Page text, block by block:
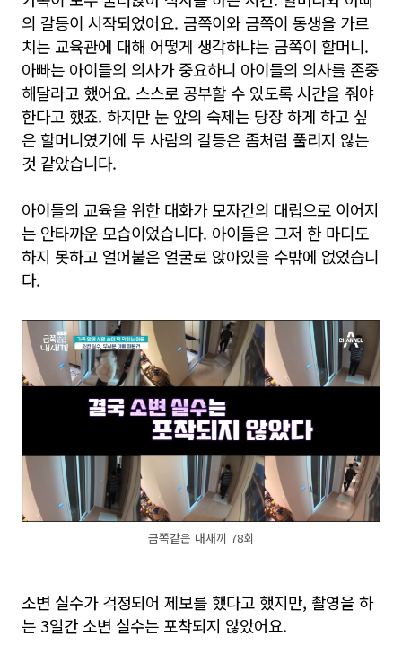
의 갈등이 시작되었어요. 금쪽이와 금쪽이 동생을 가르
치는 교육관에 대해 어떻게 생각하냐는 금쪽이 할머니.
아빠는 아이들의 의사가 중요하니 아이들의 의사를 존중
해달라고 했어요. 스스로 공부할 수 있도록 시간을 줘야
한다고 했죠. 하지만 눈 앞의 숙제는 당장 하게 하고 싶
은 할머니였기에 두 사람의 갈등은 좀처럼 풀리지 않는
것 같았습니다.
아이들의 교육을 위한 대화가 모자간의 대립으로 이어지
는 안타까운 모습이었습니다. 아이들은 그저 한 마디도
하지 못하고 얼어붙은 얼굴로 앉아있을 수밖에 없었습니
다.
금쪽같은 내새끼 78회
소변 실수가 걱정되어 제보를 했다고 했지만, 촬영을 하
는 3일간 소변 실수는 포착되지 않았어요.